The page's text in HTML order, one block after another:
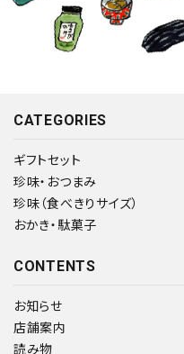
CATEGORIES
ギフトセット
珍味・おつまみ
珍味（食べきりサイズ）
おかき・駄菓子
CONTENTS
お知らせ
店舗案内
読み物